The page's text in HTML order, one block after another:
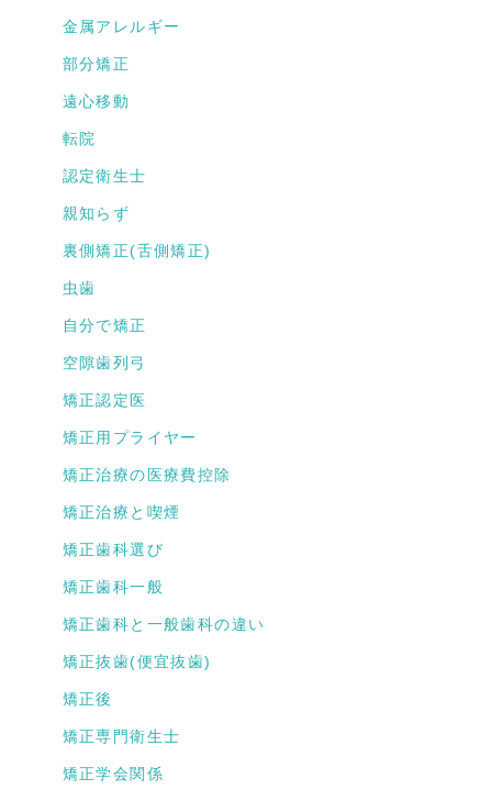
金属アレルギー
部分矯正
遠心移動
転院
認定衛生士
親知らず
裏側矯正(舌側矯正)
虫歯
自分で矯正
空隙歯列弓
矯正認定医
矯正用プライヤー
矯正治療の医療費控除
矯正治療と喫煙
矯正歯科選び
矯正歯科一般
矯正歯科と一般歯科の違い
矯正抜歯(便宜抜歯)
矯正後
矯正専門衛生士
矯正学会関係